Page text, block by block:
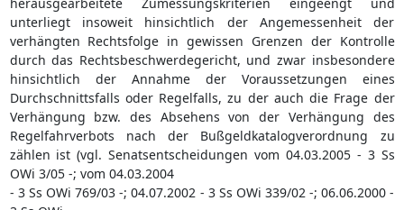
unterliegt insoweit hinsichtlich der Angemessenheit der
verhängten Rechtsfolge in gewissen Grenzen der Kontrolle
durch das Rechtsbeschwerdegericht, und zwar insbesondere
hinsichtlich der Annahme der Voraussetzungen eines
Durchschnittsfalls oder Regelfalls, zu der auch die Frage der
Verhängung bzw. des Absehens von der Verhängung des
Regelfahrverbots nach der Bußgeldkatalogverordnung zu
zählen ist (vgl. Senatsentscheidungen vom 04.03.2005 - 3 Ss
OWi 3/05 -; vom 04.03.2004
- 3 Ss OWi 769/03 -; 04.07.2002 - 3 Ss OWi 339/02 -; 06.06.2000 -